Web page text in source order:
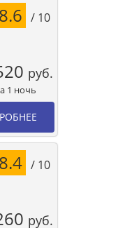
8.6 / 10
руб.
1 ночь
8.4 / 10
руб.